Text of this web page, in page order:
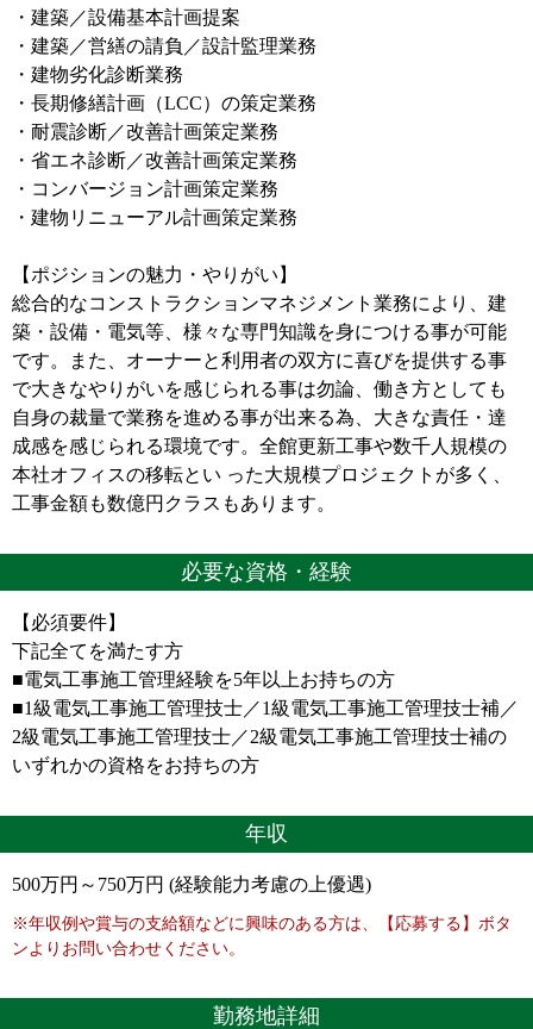
・建築／設備基本計画提案
・建築／営繕の請負／設計監理業務
・建物劣化診断業務
・長期修繕計画（LCC）の策定業務
・耐震診断／改善計画策定業務
・省エネ診断／改善計画策定業務
・コンバージョン計画策定業務
・建物リニューアル計画策定業務
【ポジションの魅力・やりがい】
総合的なコンストラクションマネジメント業務により、建
築・設備・電気等、様々な専門知識を身につける事が可能
です。また、オーナーと利用者の双方に喜びを提供する事
で大きなやりがいを感じられる事は勿論、働き方としても
自身の裁量で業務を進める事が出来る為、大きな責任・達
成感を感じられる環境です。全館更新工事や数千人規模の
本社オフィスの移転とい った大規模プロジェクトが多く、
工事金額も数億円クラスもあります。
必要な資格・経験
【必須要件】
下記全てを満たす方
■電気工事施工管理経験を5年以上お持ちの方
■1級電気工事施工管理技士／1級電気工事施工管理技士補／
2級電気工事施工管理技士／2級電気工事施工管理技士補の
いずれかの資格をお持ちの方
年収
500万円～750万円 (経験能力考慮の上優遇)
※年収例や賞与の支給額などに興味のある方は、【応募する】ボタ
ンよりお問い合わせください。
勤務地詳細